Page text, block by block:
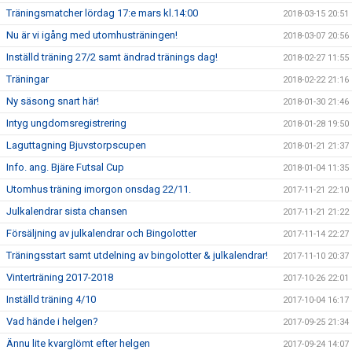
Träningsmatcher lördag 17:e mars kl.14:00 2018-03-15 20:51
Nu är vi igång med utomhusträningen! 2018-03-07 20:56
Inställd träning 27/2 samt ändrad tränings dag! 2018-02-27 11:55
Träningar 2018-02-22 21:16
Ny säsong snart här! 2018-01-30 21:46
Intyg ungdomsregistrering 2018-01-28 19:50
Laguttagning Bjuvstorpscupen 2018-01-21 21:37
Info. ang. Bjäre Futsal Cup 2018-01-04 11:35
Utomhus träning imorgon onsdag 22/11. 2017-11-21 22:10
Julkalendrar sista chansen 2017-11-21 21:22
Försäljning av julkalendrar och Bingolotter 2017-11-14 22:27
Träningsstart samt utdelning av bingolotter & julkalendrar! 2017-11-10 20:37
Vinterträning 2017-2018 2017-10-26 22:01
Inställd träning 4/10 2017-10-04 16:17
Vad hände i helgen? 2017-09-25 21:34
Ännu lite kvarglömt efter helgen 2017-09-24 14:07